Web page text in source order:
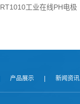
工业在线PH电极
产品展示 新闻资讯